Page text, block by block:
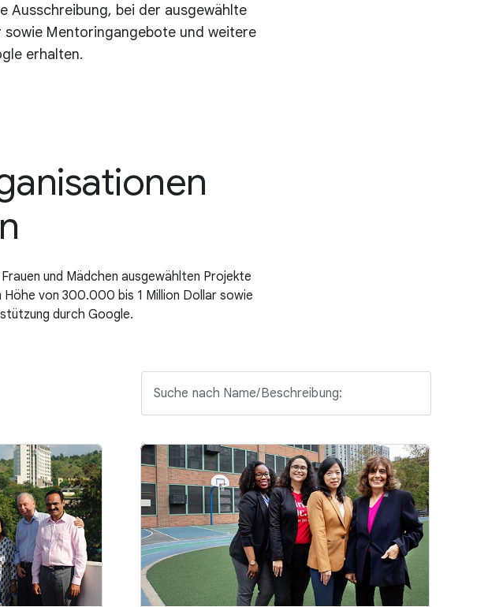
Ausschreibung, bei der ausgewählte
sowie Mentoringangebote und weitere
erhalten.
und Mädchen ausgewählten Projekte
von 300.000 bis 1 Million Dollar sowie
durch Google.
Suche nach Name/Beschreibung: